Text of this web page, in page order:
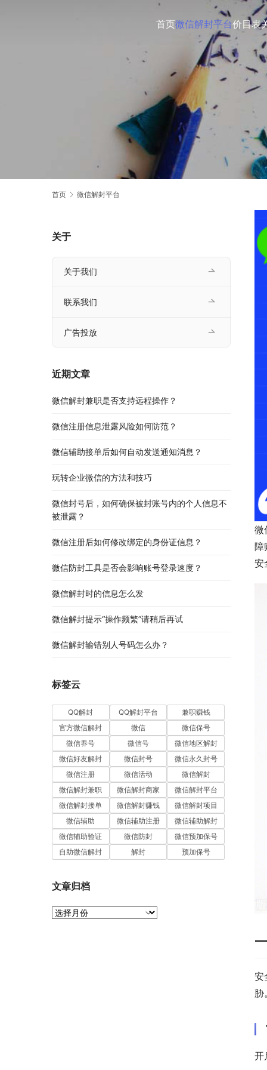
首页微信解封平台价目表
首页 微信解封平台
微
障
安
安
胁。
开
关于
关于我们
联系我们
广告投放
近期文章
微信解封兼职是否支持远程操作？
微信注册信息泄露风险如何防范？
微信辅助接单后如何自动发送通知消息？
玩转企业微信的方法和技巧
微信封号后，如何确保被封账号内的个人信息不
被泄露？
微信注册后如何修改绑定的身份证信息？
微信防封工具是否会影响账号登录速度？
微信解封时的信息怎么发
微信解封提示“操作频繁”请稍后再试
微信解封输错别人号码怎么办？
标签云
QQ解封 QQ解封平台
兼职赚钱
官方微信解封
微信
微信保号
微信养号
微信号
微信地区解封
微信好友解封
微信封号
微信永久封号
微信注册
微信活动
微信解封
微信解封兼职
微信解封商家
微信解封平台
微信解封接单
微信解封赚钱
微信解封项目
微信辅助
微信辅助注册
微信辅助解封
微信辅助验证
微信防封
微信预加保号
自助微信解封
解封 预加保号
文章归档
文